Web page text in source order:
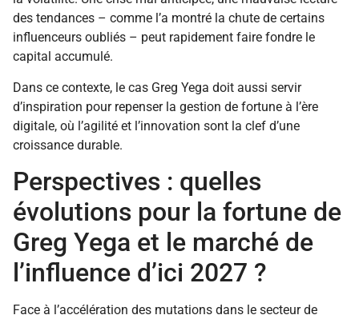
des tendances – comme l’a montré la chute de certains
influenceurs oubliés – peut rapidement faire fondre le
capital accumulé.
Dans ce contexte, le cas Greg Yega doit aussi servir
d’inspiration pour repenser la gestion de fortune à l’ère
digitale, où l’agilité et l’innovation sont la clef d’une
croissance durable.
Perspectives : quelles
évolutions pour la fortune de
Greg Yega et le marché de
l’influence d’ici 2027 ?
Face à l’accélération des mutations dans le secteur de